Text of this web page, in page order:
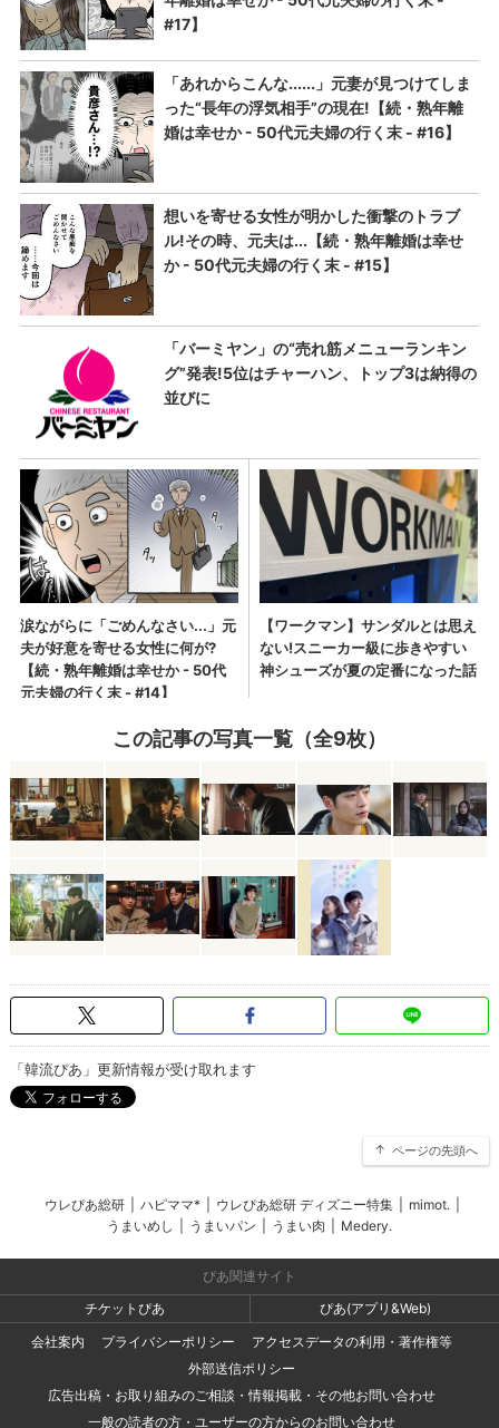
この記事の写真一覧（全9枚）
「韓流ぴあ」更新情報が受け取れます
ページの先頭へ
ウレぴあ総研 ハピママ* ウレぴあ総研 ディズニー特集 mimot.
うまいめし
うまいパン うまい肉 Medery.
ぴあ関連サイト
チケットぴあ
ぴあ(アプリ&Web)
会社案内
プライバシーポリシー
アクセスデータの利用・著作権等
外部送信ポリシー
広告出稿・お取り組みのご相談・情報掲載・その他お問い合わせ
一般の読者の方・ユーザーの方からのお問い合わせ